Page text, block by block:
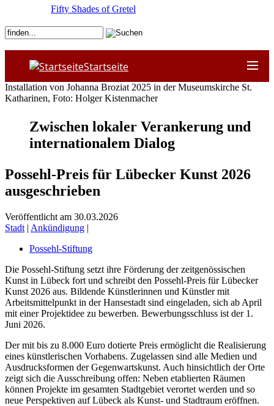
Startseite
Installation von Johanna Broziat 2025 in der Museumskirche St.
Katharinen, Foto: Holger Kistenmacher
Zwischen lokaler Verankerung und
internationalem Dialog
Possehl-Preis für Lübecker Kunst 2026
ausgeschrieben
Veröffentlicht am 30.03.2026
Stadt | Ankündigung |
Possehl-Stiftung
Die Possehl-Stiftung setzt ihre Förderung der zeitgenössischen
Kunst in Lübeck fort und schreibt den Possehl-Preis für Lübecker
Kunst 2026 aus. Bildende Künstlerinnen und Künstler mit
Arbeitsmittelpunkt in der Hansestadt sind eingeladen, sich ab April
mit einer Projektidee zu bewerben. Bewerbungsschluss ist der 1.
Juni 2026.
Der mit bis zu 8.000 Euro dotierte Preis ermöglicht die Realisierung
eines künstlerischen Vorhabens. Zugelassen sind alle Medien und
Ausdrucksformen der Gegenwartskunst. Auch hinsichtlich der Orte
zeigt sich die Ausschreibung offen: Neben etablierten Räumen
können Projekte im gesamten Stadtgebiet verortet werden und so
neue Perspektiven auf Lübeck als Kunst- und Stadtraum eröffnen.
Fifty Shades of Gretel